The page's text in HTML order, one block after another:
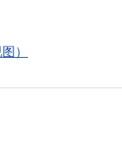
）